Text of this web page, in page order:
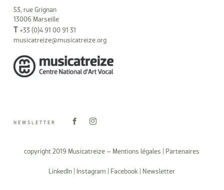
53, rue Grignan
13006 Marseille
T+33 (0)4 91 00 91 31
musicatreize@musicatreize.org
NEWSLETTER
copyright 2019 Musicatreize –Mentions légales Partenaires
LinkedIn Instagram Facebook Newsletter